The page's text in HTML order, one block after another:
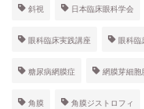
斜視 日本臨床眼科学会
眼科臨床実践講座 眼科臨
糖尿病網膜症 網膜芽細胞
角膜 角膜ジストロフィ